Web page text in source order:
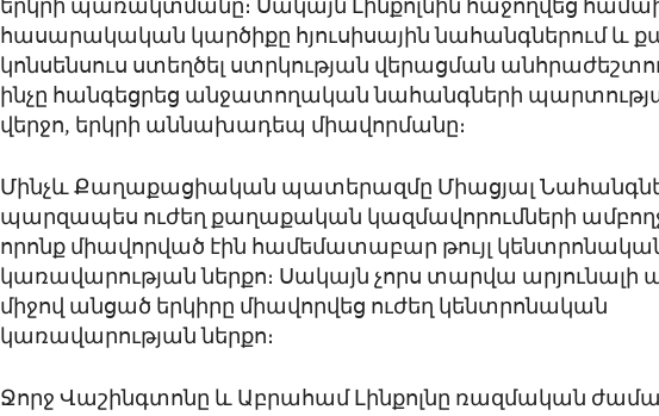
երկրի պառակտմանը։ Սակայն Լինքոլնին հաջողվեց
հասարակական կարծիքը հյուսիսային նահանգներում և
կոնսենսուս ստեղծել ստրկության վերացման
ինչը հանգեցրեց անջատողական նահանգների
վերջո, երկրի աննախադեպ միավորմանը։
Մինչև Քաղաքացիական պատերազմը Միացյալ
պարզապես ուժեղ քաղաքական կազմավորումների
որոնք միավորված էին համեմատաբար թույլ
կառավարության ներքո։ Սակայն չորս տարվա արյունալի
միջով անցած երկիրը միավորվեց ուժեղ կենտրոնական
կառավարության ներքո։
Ջորջ Վաշինգտոնը և Աբրահամ Լինքոլնը ռազմական